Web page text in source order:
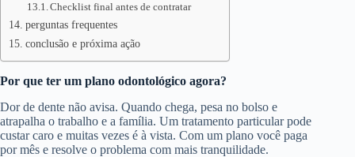
Checklist final antes de contratar
perguntas frequentes
conclusão e próxima ação
Por que ter um plano odontológico agora?
Dor de dente não avisa. Quando chega, pesa no bolso e
atrapalha o trabalho e a família. Um tratamento particular pode
custar caro e muitas vezes é à vista. Com um plano você paga
por mês e resolve o problema com mais tranquilidade.